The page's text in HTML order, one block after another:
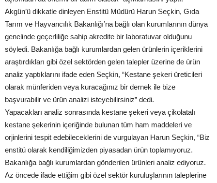
Akgün’ü dikkatle dinleyen Enstitü Müdürü Harun Seçkin, Gıda
Tarım ve Hayvancılık Bakanlığı’na bağlı olan kurumlarının dünya
genelinde geçerliliğe sahip akredite bir laboratuvar olduğunu
söyledi. Bakanlığa bağlı kurumlardan gelen ürünlerin içeriklerini
araştırdıkları gibi özel sektörden gelen talepler üzerine de ürün
analiz yaptıklarını ifade eden Seçkin, “Kestane şekeri üreticileri
olarak münferiden veya kuracağınız bir dernek ile bize
başvurabilir ve ürün analizi isteyebilirsiniz” dedi.
Yapacakları analiz sonrasında kestane şekeri veya çikolatalı
kestane şekerinin içeriğinde bulunan tüm ham maddeleri ve
orjinlerini tespit edebileceklerini de vurgulayan Harun Seçkin, “Biz
enstitü olarak kendiliğimizden piyasadan ürün toplamıyoruz.
Bakanlığa bağlı kurumlardan gönderilen ürünleri analiz ediyoruz.
Az öncede ifade ettiğim gibi özel sektör kuruluşlarının taleplerine